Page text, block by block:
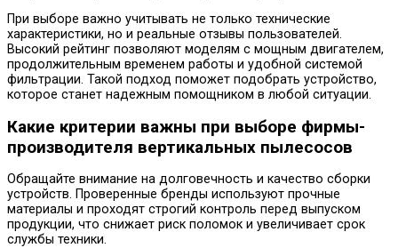
При выборе важно учитывать не только технические
характеристики, но и реальные отзывы пользователей.
Высокий рейтинг позволяют моделям с мощным двигателем,
продолжительным временем работы и удобной системой
фильтрации. Такой подход поможет подобрать устройство,
которое станет надежным помощником в любой ситуации.
Какие критерии важны при выборе фирмы-
производителя вертикальных пылесосов
Обращайте внимание на долговечность и качество сборки
устройств. Проверенные бренды используют прочные
материалы и проходят строгий контроль перед выпуском
продукции, что снижает риск поломок и увеличивает срок
службы техники.